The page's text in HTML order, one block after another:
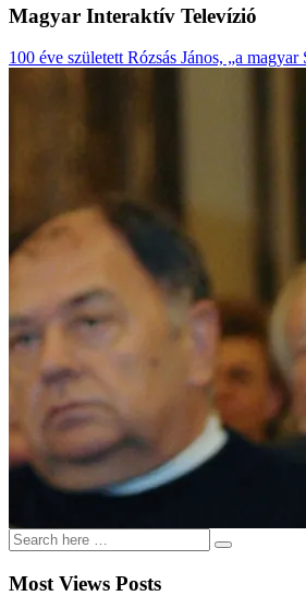
Magyar Interaktív Televízió
100 éve született Rózsás János, „a
Most Views Posts